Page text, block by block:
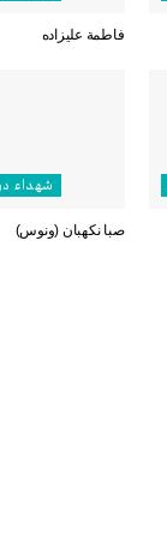
فاطمة عليزاده
شهداء
صبا نكهبان (ونوس)